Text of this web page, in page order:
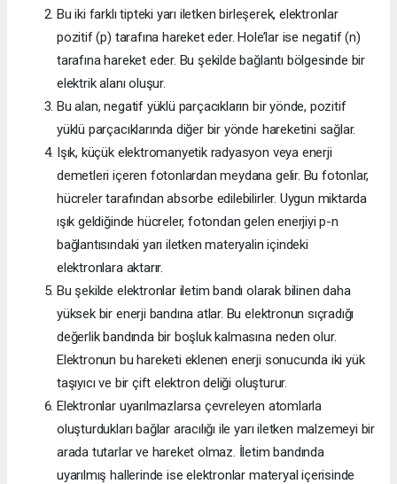
Bu iki farklı tipteki yarı iletken birleşerek, elektronlar
pozitif (p) tarafına hareket eder. Hole’lar ise negatif (n)
tarafına hareket eder. Bu şekilde bağlantı bölgesinde bir
elektrik alanı oluşur.
Bu alan, negatif yüklü parçacıkların bir yönde, pozitif
yüklü parçacıklarında diğer bir yönde hareketini sağlar.
Işık, küçük elektromanyetik radyasyon veya enerji
demetleri içeren fotonlardan meydana gelir. Bu fotonlar,
hücreler tarafından absorbe edilebilirler. Uygun miktarda
ışık geldiğinde hücreler, fotondan gelen enerjiyi p-n
bağlantısındaki yarı iletken materyalin içindeki
elektronlara aktarır.
Bu şekilde elektronlar iletim bandı olarak bilinen daha
yüksek bir enerji bandına atlar. Bu elektronun sıçradığı
değerlik bandında bir boşluk kalmasına neden olur.
Elektronun bu hareketi eklenen enerji sonucunda iki yük
taşıyıcı ve bir çift elektron deliği oluşturur.
Elektronlar uyarılmazlarsa çevreleyen atomlarla
oluşturdukları bağlar aracılığı ile yarı iletken malzemeyi bir
arada tutarlar ve hareket olmaz. İletim bandında
uyarılmış hallerinde ise elektronlar materyal içerisinde